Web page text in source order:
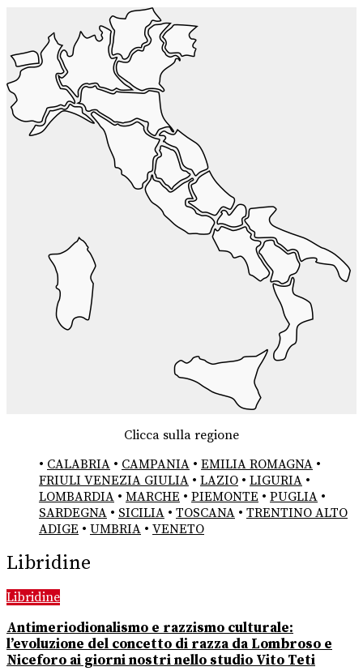
Clicca sulla regione
• CALABRIA • CAMPANIA • EMILIA ROMAGNA •
FRIULI VENEZIA GIULIA • LAZIO • LIGURIA •
LOMBARDIA • MARCHE • PIEMONTE • PUGLIA •
SARDEGNA • SICILIA • TOSCANA • TRENTINO ALTO
ADIGE • UMBRIA • VENETO
Libridine
Libridine
Antimeriodionalismo e razzismo culturale:
l’evoluzione del concetto di razza da Lombroso e
Niceforo ai giorni nostri nello studio Vito Teti